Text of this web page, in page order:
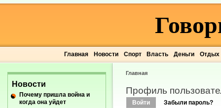
Главная Новости Спорт Власть Деньги Отдых
Главная
Профиль
Войти Забыли пароль?
Новости
Почему пришла война и
когда она уйдет